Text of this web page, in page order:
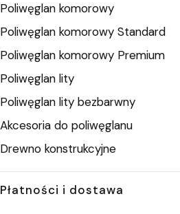
Poliwęglan komorowy
Poliwęglan komorowy Standard
Poliwęglan komorowy Premium
Poliwęglan lity
Poliwęglan lity bezbarwny
Akcesoria do poliwęglanu
Drewno konstrukcyjne
Płatności i dostawa